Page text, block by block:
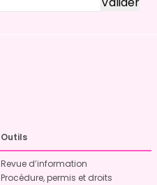
Outils
Revue d’information
Procédure, permis et droits